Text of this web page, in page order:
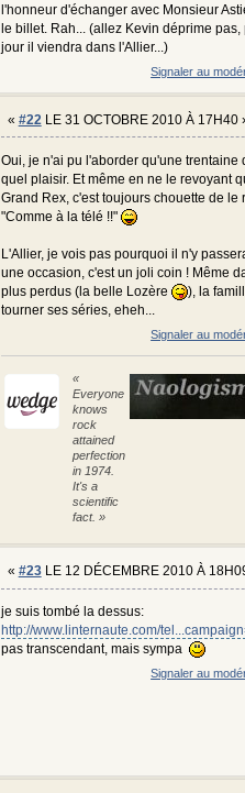
l'honneur d'échanger avec Monsieur
le billet. Rah... (allez Kevin déprime pas,
jour il viendra dans l'Allier...)
Signaler au
« #22 LE 31 OCTOBRE 2010 À 17H40
Oui, je n'ai pu l'aborder qu'une trentaine
quel plaisir. Et même en ne le revoyant
Grand Rex, c'est toujours chouette de le
"Comme à la télé !!"
L'Allier, je vois pas pourquoi il n'y
une occasion, c'est un joli coin ! Même
plus perdus (la belle Lozère
), la
tourner ses séries, eheh...
Signaler au
«
Everyone
knows
rock
attained
perfection
in 1974.
It's a
scientific
fact. »
« #23LE 12 DÉCEMBRE 2010 À
je suis tombé la dessus:
http://www.linternaute.com/
pas transcendant, mais sympa
Signaler au